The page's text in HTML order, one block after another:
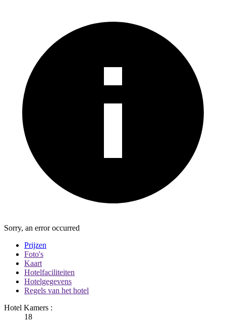
Sorry, an error occurred
Prijzen
Foto's
Kaart
Hotelfaciliteiten
Hotelgegevens
Regels van het hotel
Hotel Kamers :
18